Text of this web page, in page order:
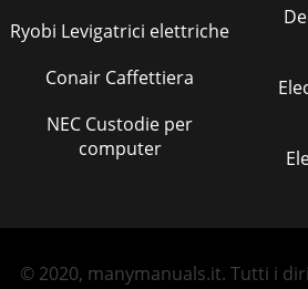
41010203040506070800 102030
401020 50010203040506070800510
воды, л/минВнешнее статическое
Pagina 39 - Транспортировка
42Номинальная
теплообменником «фреон-вода»,
гидромодуле)С накопительным
Pagina 40 - Пример системы
(ZUBADAN INVERTER)Нагрев:воздух
Ryobi Levigatrici elettriche
Conair Caffettiera
NEC Custodie per
computer
Delock
© 2020, manymanuals.it. Tutti i